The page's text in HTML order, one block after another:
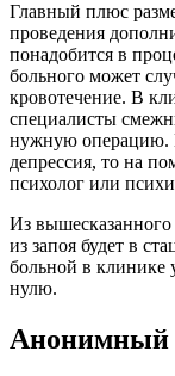
Главный плюс
проведения
понадобится в
больного может
кровотечение. В
специалисты
нужную операцию.
депрессия, то на
психолог или
Из
из запоя будет в
больной в клинике
нулю.
Анонимный